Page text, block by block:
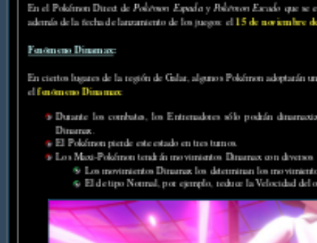
En el Pokémon Direct dePokémon Espada y Pokémon Escudo que se
además de la fecha de lanzamiento de los juegos: el15 de noviembre
Fenómeno Dinamax:
En ciertos lugares de la región de Galar, algunos Pokémon adoptarán
elfenómeno Dinamax:
Durante los combates, los Entrenadores sólo podrán
Dinamax.
El Pokémon pierde este estado en tres turnos.
Los Maxi-Pokémon tendrán movimientos Dinamax con diversos
Los movimientos Dinamax los determinan los
El de tipo Normal, por ejemplo, reduce la Velocidad del